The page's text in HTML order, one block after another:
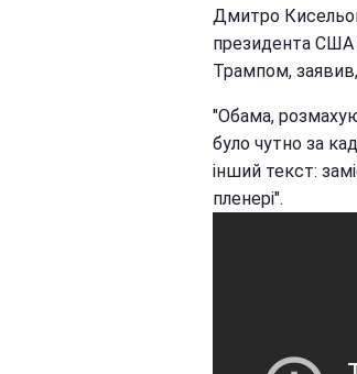
Дмитро
президента
Трампом,
"Обама,
було чутно за
інший текст:
пленері".